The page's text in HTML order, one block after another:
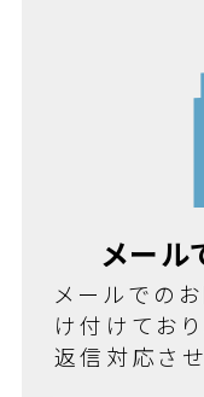
メール
メールでの
け付けてお
返信対応さ